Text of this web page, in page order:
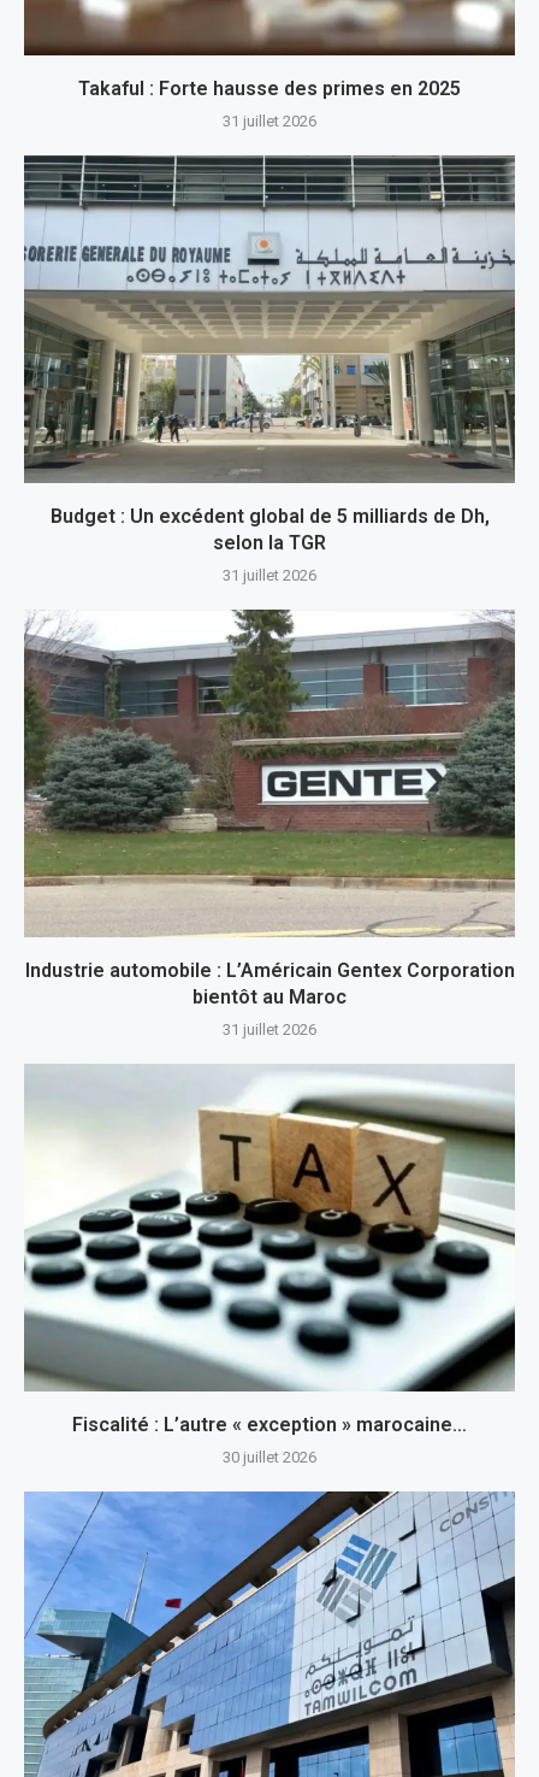
Takaful : Forte hausse des primes en 2025
31 juillet 2026
Budget : Un excédent global de 5 milliards de Dh,
selon la TGR
31 juillet 2026
Industrie automobile : L’Américain Gentex Corporation
bientôt au Maroc
31 juillet 2026
Fiscalité : L’autre « exception » marocaine…
30 juillet 2026